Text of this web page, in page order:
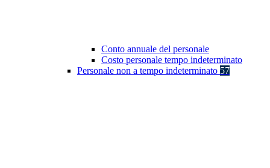
Conto annuale del personale
Costo personale tempo indeterminato
Personale non a tempo indeterminato 57